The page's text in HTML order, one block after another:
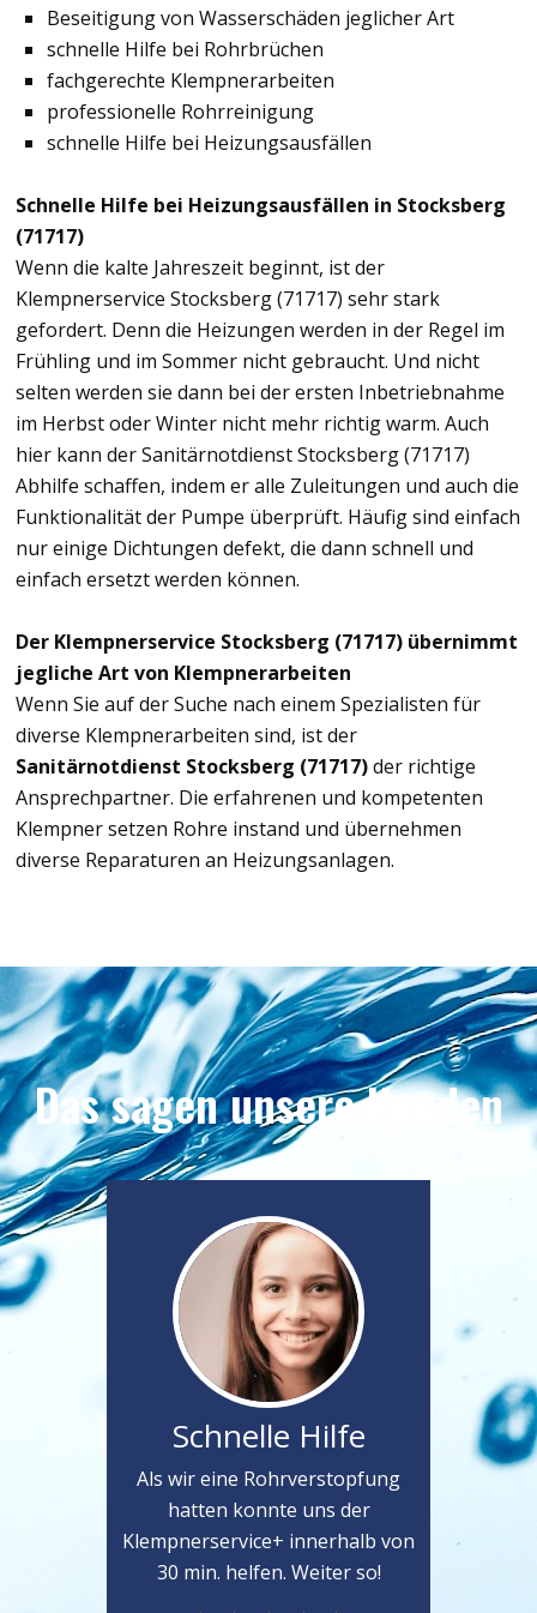
Beseitigung von Wasserschäden jeglicher Art
schnelle Hilfe bei Rohrbrüchen
fachgerechte Klempnerarbeiten
professionelle Rohrreinigung
schnelle Hilfe bei Heizungsausfällen
Schnelle Hilfe bei Heizungsausfällen in Stocksberg
(71717)
Wenn die kalte Jahreszeit beginnt, ist der
Klempnerservice Stocksberg (71717) sehr stark
gefordert. Denn die Heizungen werden in der Regel im
Frühling und im Sommer nicht gebraucht. Und nicht
selten werden sie dann bei der ersten Inbetriebnahme
im Herbst oder Winter nicht mehr richtig warm. Auch
hier kann der Sanitärnotdienst Stocksberg (71717)
Abhilfe schaffen, indem er alle Zuleitungen und auch die
Funktionalität der Pumpe überprüft. Häufig sind einfach
nur einige Dichtungen defekt, die dann schnell und
einfach ersetzt werden können.
Der Klempnerservice Stocksberg (71717) übernimmt
jegliche Art von Klempnerarbeiten
Wenn Sie auf der Suche nach einem Spezialisten für
diverse Klempnerarbeiten sind, ist der
Sanitärnotdienst Stocksberg (71717)der richtige
Ansprechpartner. Die erfahrenen und kompetenten
Klempner setzen Rohre instand und übernehmen
diverse Reparaturen an Heizungsanlagen.
Das sagen unsere Kunden
Schnelle Hilfe
Als wir eine Rohrverstopfung
hatten konnte uns der
Klempnerservice+ innerhalb von
30 min. helfen. Weiter so!